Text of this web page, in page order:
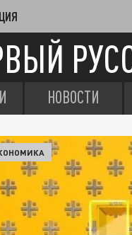
НОВОСТИ